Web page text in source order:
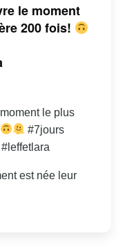
le moment
200 fois!
le plus
#7jours
est née leur